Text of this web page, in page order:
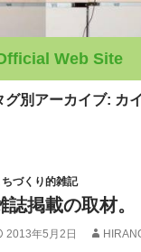
Web Site
グ別アーカイブ: カイ
ちづくり的雑記
誌掲載の取材。
2013年5月2日